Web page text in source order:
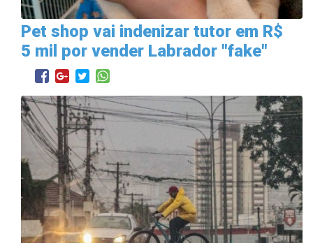
Pet shop vai indenizar tutor em R$
5 mil por vender Labrador "fake"